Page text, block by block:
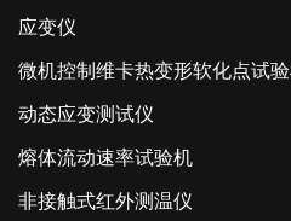
应变仪
微机控制维卡热变形软化点试
动态应变测试仪
熔体流动速率试验机
非接触式红外测温仪